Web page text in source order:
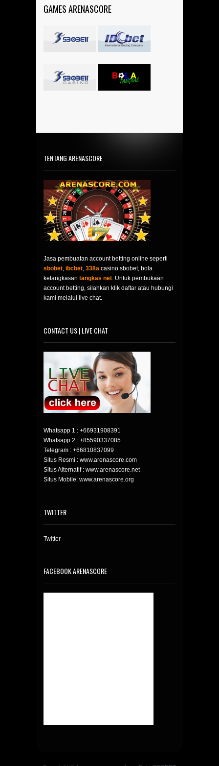
GAMES ARENASCORE
TENTANG ARENASCORE
Jasa pembuatan account betting online seperti
sbobet, ibcbet, 338a casino sbobet, bola
ketangkasan tangkas net. Untuk pembukaan
account betting, silahkan klik daftar atau hubungi
kami melalui live chat.
CONTACT US | LIVE CHAT
Whatsapp 1 : +66931908391
Whatsapp 2 : +85590337085
Telegram : +66810837099
Situs Resmi : www.arenascore.com
Situs Alternatif : www.arenascore.net
Situs Mobile: www.arenascore.org
TWITTER
Twitter
FACEBOOK ARENASCORE